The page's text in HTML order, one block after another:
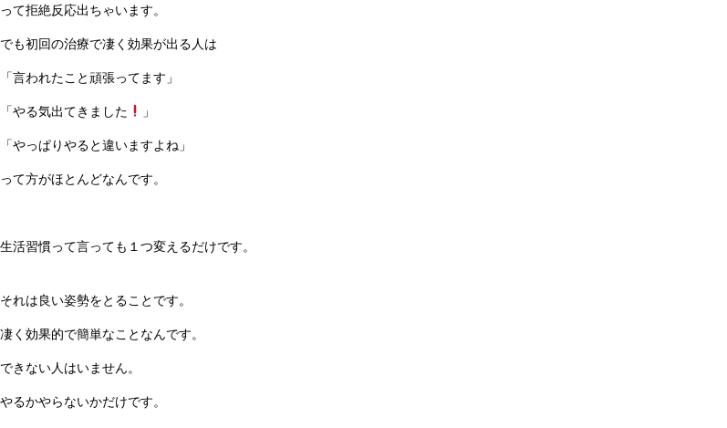
って拒絶反応出ちゃいます。
でも初回の治療で凄く効果が出る人は
「言われたこと頑張ってます」
「やる気出てきました 」
「やっぱりやると違いますよね」
って方がほとんどなんです。
生活習慣って言っても１つ変えるだけです。
それは良い姿勢をとることです。
凄く効果的で簡単なことなんです。
できない人はいません。
やるかやらないかだけです。